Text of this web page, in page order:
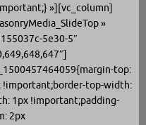
»][vc_column]
»
5e30-5″
top:
!important;border-top-width:
1px !important;padding-
2px